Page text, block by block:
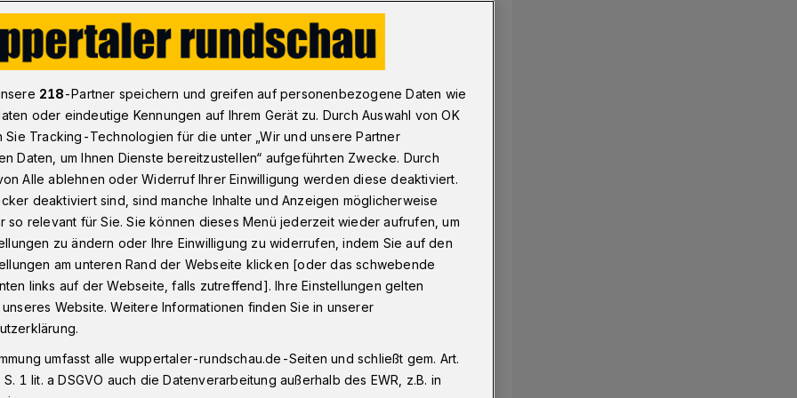
sind in Wuppertal unbesetzt
in
in Wuppertal steht unter Druck.
Nahrung-Genuss-Gaststätten
NGG registriert die Arbeitsagentur in
– darunter auch in der
218-Partner speichern und greifen auf personenbezogene Daten wie
oder eindeutige Kennungen auf Ihrem Gerät zu. Durch Auswahl von OK
Sie Tracking-Technologien für die unter „Wir und unsere Partner
Daten, um Ihnen Dienste bereitzustellen“ aufgeführten Zwecke. Durch
Alle ablehnen oder Widerruf Ihrer Einwilligung werden diese deaktiviert.
deaktiviert sind, sind manche Inhalte und Anzeigen möglicherweise
so relevant für Sie. Sie können dieses Menü jederzeit wieder aufrufen, um
zu ändern oder Ihre Einwilligung zu widerrufen, indem Sie auf den
am unteren Rand der Webseite klicken [oder das schwebende
links auf der Webseite, falls zutreffend]. Ihre Einstellungen gelten
Website. Weitere Informationen finden Sie in unserer
umfasst alle wuppertaler-rundschau.de-Seiten und schließt gem. Art.
1 lit. a DSGVO auch die Datenverarbeitung außerhalb des EWR, z.B. in